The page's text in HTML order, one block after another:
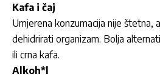
Kafa i čaj
Umjerena konzumacija nije štetna,
dehidrirati organizam. Bolja
ili crna kafa.
Alkoh*l